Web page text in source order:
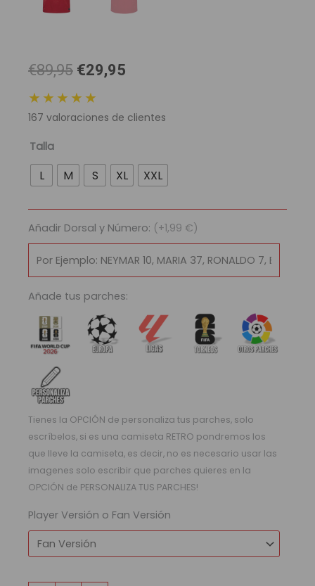
€89,95 El
original
era:
€29,95
es:
★★★★★
167 valoraciones de clientes
Talla
L M S XL XXL
Añadir Dorsal y Número: (+1,99 €)
Añade tus parches:
Tienes la OPCIÓN de personaliza tus parches, solo
escríbelos, si es una camiseta RETRO pondremos los
que lleve la camiseta, es decir, no es necesario usar las
imagenes solo escribir que parches quieres en la
OPCIÓN de PERSONALIZA TUS PARCHES!
Player Versión o Fan Versión
Camiseta
Selección
Dinamarca
2024
cantidad